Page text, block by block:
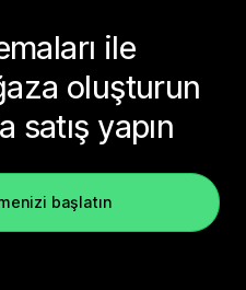
ile
oluşturun
satış yapın
başlatın